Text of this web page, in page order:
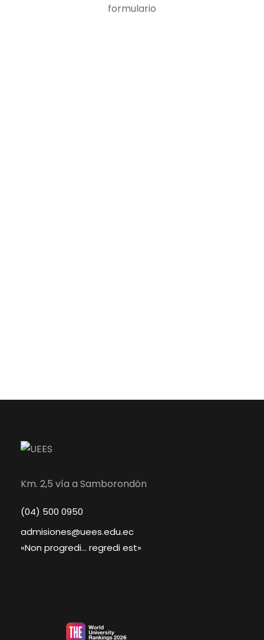
formulario
Km. 2,5 vía a Samborondón
(04) 500 0950
admisiones@uees.edu.ec
«Non progredi… regredi est»